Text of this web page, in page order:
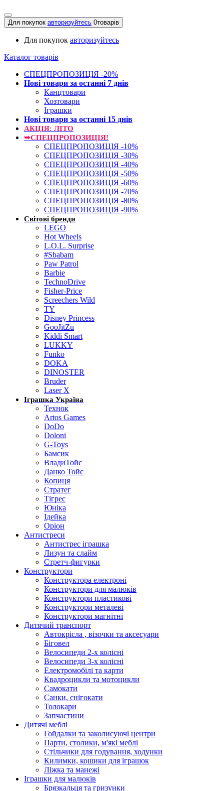
Для покупок авторизуйтесь 0товарів
Для покупок авторизуйтесь
Каталог товарів
СПЕЦПРОПОЗИЦІЯ -20%
Нові товари за останнi 7 днiв
Канцтовари
Хозтовари
Іграшки
Нові товари за останнi 15 днiв
АКЦІЯ: ЛІТО
➥СПЕЦПРОПОЗИЦІЯ!
СПЕЦПРОПОЗИЦІЯ -10%
СПЕЦПРОПОЗИЦІЯ -30%
СПЕЦПРОПОЗИЦІЯ -40%
СПЕЦПРОПОЗИЦІЯ -50%
СПЕЦПРОПОЗИЦІЯ -60%
СПЕЦПРОПОЗИЦІЯ -70%
СПЕЦПРОПОЗИЦІЯ -80%
СПЕЦПРОПОЗИЦІЯ -90%
Світові бренди
LEGO
Hot Wheels
L.O.L. Surprise
#Sbabam
Paw Patrol
Barbie
TechnoDrive
Fisher-Price
Screechers Wild
TY
Disney Princess
GooJitZu
Kiddi Smart
LUKKY
Funko
DOKA
DINOSTER
Bruder
Laser X
Іграшка Україна
Технок
Artos Games
DoDo
Doloni
G-Toys
Бамсик
ВладиТойс
Данко Тойс
Копиця
Стратег
Тігрес
Юніка
Ідейка
Оріон
Антистреси
Антистрес іграшка
Лизун та слайм
Стретч-фигурки
Конструктори
Конструктора електроні
Конструктори для малюків
Конструктори пластикові
Конструктори металеві
Конструктори магнітні
Дитячий транспорт
Автокрісла , візочки та аксесуари
Біговел
Велосипеди 2-х колісні
Велосипеди 3-х колісні
Електромобілі та карти
Квадроцикли та мотоцикли
Самокати
Санки, снігокати
Толокари
Запчастини
Дитячі меблі
Гойдалки та заколисуючі центри
Парти, столики, м'які меблі
Стільчики для годування, ходунки
Килимки, кошики для іграшок
Ліжка та манежі
Іграшки для малюків
Брязкальця та гризунки